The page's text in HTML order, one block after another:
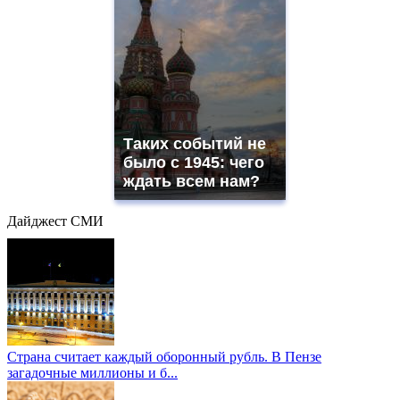
Таких событий не
было с 1945: чего
ждать всем нам?
Дайджест СМИ
Страна считает каждый оборонный рубль. В Пензе
загадочные миллионы и б...